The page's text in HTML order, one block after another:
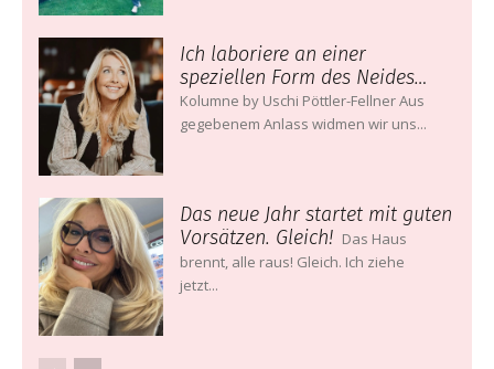
Ich laboriere an einer
speziellen Form des Neides…
Kolumne by Uschi Pöttler-Fellner Aus
gegebenem Anlass widmen wir uns...
Das neue Jahr startet mit guten
Vorsätzen. Gleich! Das Haus
brennt, alle raus! Gleich. Ich ziehe
jetzt...